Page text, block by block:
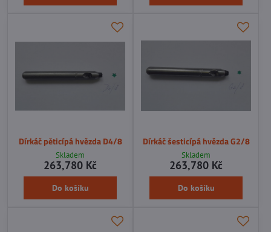
Dírkáč pěticípá hvězda D4/8
Skladem
263,780 Kč
Do košíku
Dírkáč šesticípá hvězda G2/8
Skladem
263,780 Kč
Do košíku